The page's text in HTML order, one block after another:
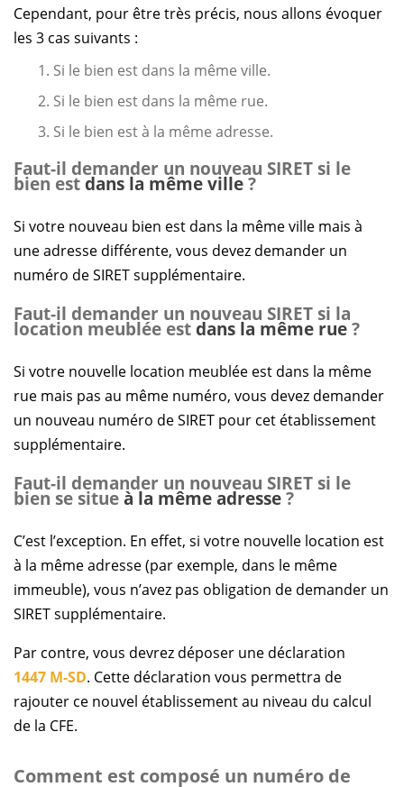
Cependant, pour être très précis, nous allons évoquer
les 3 cas suivants :
Si le bien est dans la même ville.
Si le bien est dans la même rue.
Si le bien est à la même adresse.
Faut-il demander un nouveau SIRET si le
bien est dans la même ville ?
Si votre nouveau bien est dans la même ville mais à
une adresse différente, vous devez demander un
numéro de SIRET supplémentaire.
Faut-il demander un nouveau SIRET si la
location meublée est dans la même rue ?
Si votre nouvelle location meublée est dans la même
rue mais pas au même numéro, vous devez demander
un nouveau numéro de SIRET pour cet établissement
supplémentaire.
Faut-il demander un nouveau SIRET si le
bien se situe à la même adresse ?
C’est l’exception. En effet, si votre nouvelle location est
à la même adresse (par exemple, dans le même
immeuble), vous n’avez pas obligation de demander un
SIRET supplémentaire.
Par contre, vous devrez déposer une déclaration
1447 M-SD. Cette déclaration vous permettra de
rajouter ce nouvel établissement au niveau du calcul
de la CFE.
Comment est composé un numéro de